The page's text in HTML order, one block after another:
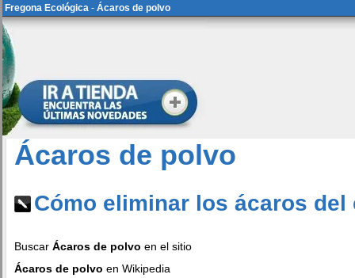
Fregona Ecológica - Ácaros de polvo
Ácaros de polvo
Cómo eliminar los ácaros del
Buscar Ácaros de polvo en el sitio
Ácaros de polvo en Wikipedia